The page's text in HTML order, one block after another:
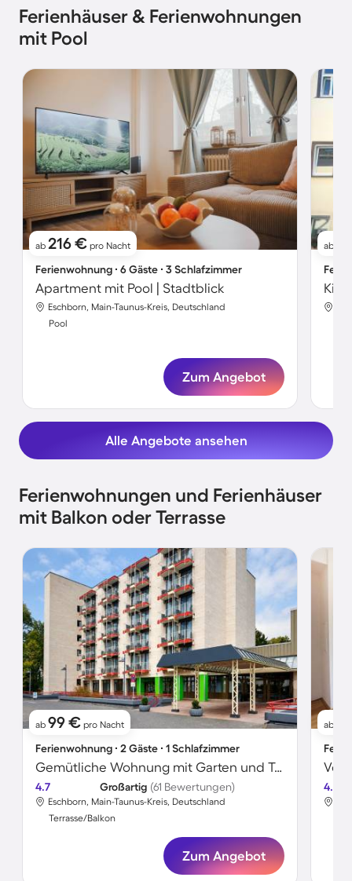
Ferienhäuser & Ferienwohnungen
mit Pool
ab 216 € pro Nacht
Ferienwohnung ∙ 6 Gäste ∙ 3 Schlafzimmer
Apartment mit Pool | Stadtblick
Eschborn, Main-Taunus-Kreis, Deutschland
Pool
Zum Angebot
ab
Alle Angebote ansehen
Ferienwohnungen und Ferienhäuser
mit Balkon oder Terrasse
ab 99 € pro Nacht
Ferienwohnung ∙ 2 Gäste ∙ 1 Schlafzimmer
Gemütliche Wohnung mit Garten und Terrasse | Ideal für Homeoffice
4.7 Großartig (61 Bewertungen)
Eschborn, Main-Taunus-Kreis, Deutschland
Terrasse/Balkon
Zum Angebot
ab
4.3